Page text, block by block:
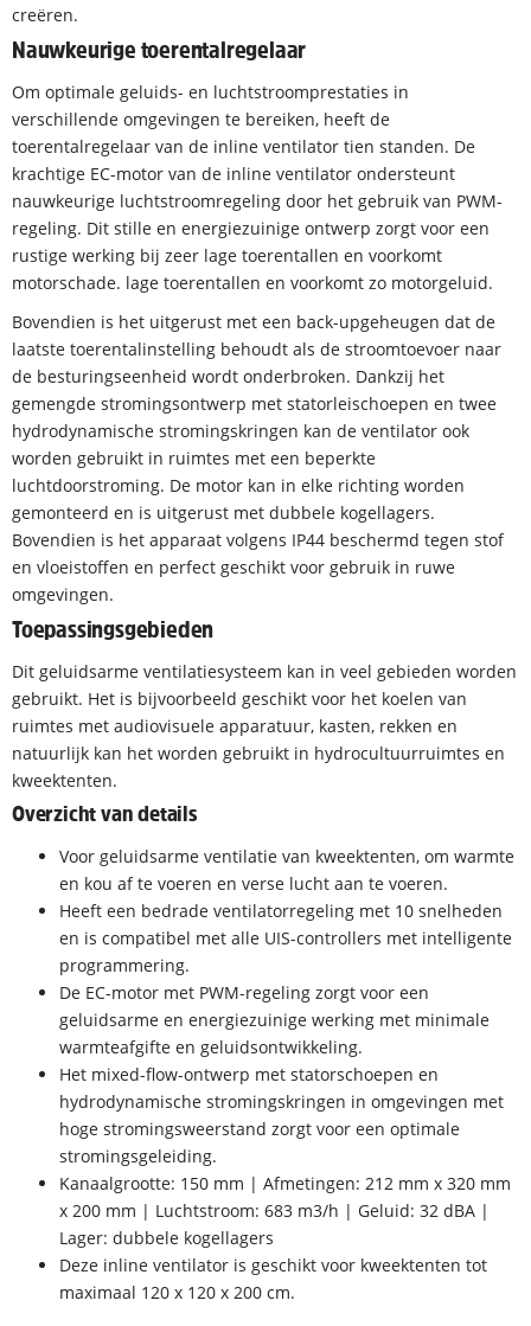
creëren.
Nauwkeurige toerentalregelaar
Om optimale geluids- en luchtstroomprestaties in
verschillende omgevingen te bereiken, heeft de
toerentalregelaar van de inline ventilator tien standen. De
krachtige EC-motor van de inline ventilator ondersteunt
nauwkeurige luchtstroomregeling door het gebruik van PWM-
regeling. Dit stille en energiezuinige ontwerp zorgt voor een
rustige werking bij zeer lage toerentallen en voorkomt
motorschade. lage toerentallen en voorkomt zo motorgeluid.
Bovendien is het uitgerust met een back-upgeheugen dat de
laatste toerentalinstelling behoudt als de stroomtoevoer naar
de besturingseenheid wordt onderbroken. Dankzij het
gemengde stromingsontwerp met statorleischoepen en twee
hydrodynamische stromingskringen kan de ventilator ook
worden gebruikt in ruimtes met een beperkte
luchtdoorstroming. De motor kan in elke richting worden
gemonteerd en is uitgerust met dubbele kogellagers.
Bovendien is het apparaat volgens IP44 beschermd tegen stof
en vloeistoffen en perfect geschikt voor gebruik in ruwe
omgevingen.
Toepassingsgebieden
Dit geluidsarme ventilatiesysteem kan in veel gebieden worden
gebruikt. Het is bijvoorbeeld geschikt voor het koelen van
ruimtes met audiovisuele apparatuur, kasten, rekken en
natuurlijk kan het worden gebruikt in hydrocultuurruimtes en
kweektenten.
Overzicht van details
Voor geluidsarme ventilatie van kweektenten, om warmte
en kou af te voeren en verse lucht aan te voeren.
Heeft een bedrade ventilatorregeling met 10 snelheden
en is compatibel met alle UIS-controllers met intelligente
programmering.
De EC-motor met PWM-regeling zorgt voor een
geluidsarme en energiezuinige werking met minimale
warmteafgifte en geluidsontwikkeling.
Het mixed-flow-ontwerp met statorschoepen en
hydrodynamische stromingskringen in omgevingen met
hoge stromingsweerstand zorgt voor een optimale
stromingsgeleiding.
Kanaalgrootte: 150 mm | Afmetingen: 212 mm x 320 mm
x 200 mm | Luchtstroom: 683 m3/h | Geluid: 32 dBA |
Lager: dubbele kogellagers
Deze inline ventilator is geschikt voor kweektenten tot
maximaal 120 x 120 x 200 cm.